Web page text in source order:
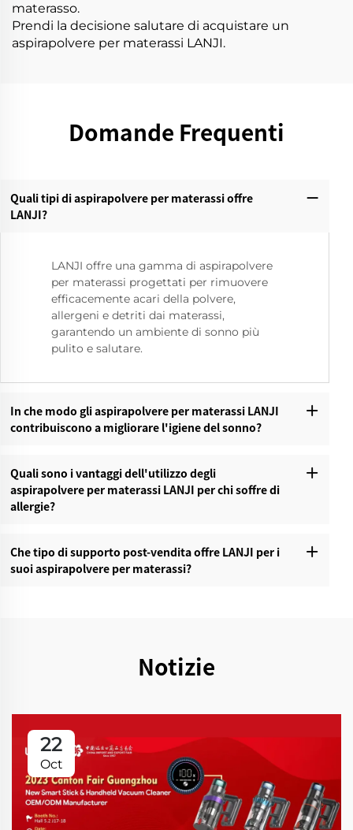
materasso.
Prendi la decisione salutare di acquistare un
aspirapolvere per materassi LANJI.
Domande Frequenti
Quali tipi di aspirapolvere per materassi offre
LANJI?
LANJI offre una gamma di aspirapolvere
per materassi progettati per rimuovere
efficacemente acari della polvere,
allergeni e detriti dai materassi,
garantendo un ambiente di sonno più
pulito e salutare.
In che modo gli aspirapolvere per materassi LANJI
contribuiscono a migliorare l'igiene del sonno?
Quali sono i vantaggi dell'utilizzo degli
aspirapolvere per materassi LANJI per chi soffre di
allergie?
Che tipo di supporto post-vendita offre LANJI per i
suoi aspirapolvere per materassi?
Notizie
22
Oct